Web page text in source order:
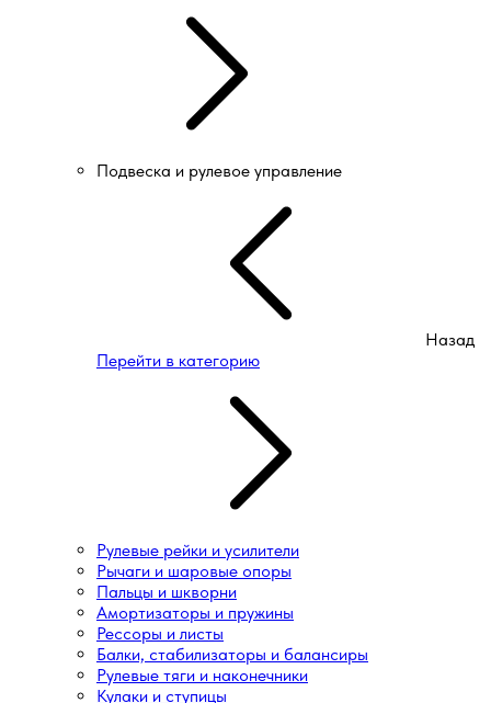
Подвеска и рулевое управление
Назад
Перейти в категорию
Рулевые рейки и усилители
Рычаги и шаровые опоры
Пальцы и шкворни
Амортизаторы и пружины
Рессоры и листы
Балки, стабилизаторы и балансиры
Рулевые тяги и наконечники
Кулаки и ступицы